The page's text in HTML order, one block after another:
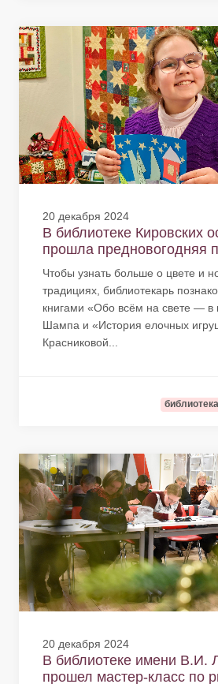
20 декабря 2024
В библиотеке Кировских
прошла предновогодняя
Чтобы узнать больше о цвете и
традициях, библиотекарь
книгами «Обо всём на свете — в
Шампа и «История елочных
Красниковой...
20 декабря 2024
В библиотеке имени В.И.
прошел мастер-класс по